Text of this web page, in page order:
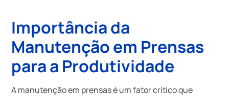
Importância da
Manutenção em Prensas
para a Produtividade
A manutenção em prensas é um fator crítico que